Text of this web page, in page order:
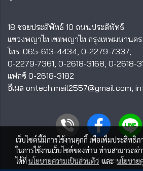
18 ซอยประดิพัทธ์ 10 ถนนประดิพัทธ์
แขวงพญาไท เขตพญาไท กรุงเทพมหานค
โทร. 065-613-4434 0-2279-7337
0-2279-7361 0-2618-3168 0-2618-
แฟกซ์ 0-2618-3182
อีเมล ontech.mail2557@gmail.com
copyright © 2019 ; All rights
เว็บไซต์นี้มีการใช้งานคุกกี้ เพื่อเพิ่มประสิท
ในการใช้งานเว็บไซต์ของท่าน ท่านสามารถอ่
ได้ที่นโยบายความเป็นส่วนตัว และนโยบาย